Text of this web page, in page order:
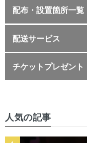
配布・設置箇所一覧
配送サービス
チケットプレゼント
人気の記事